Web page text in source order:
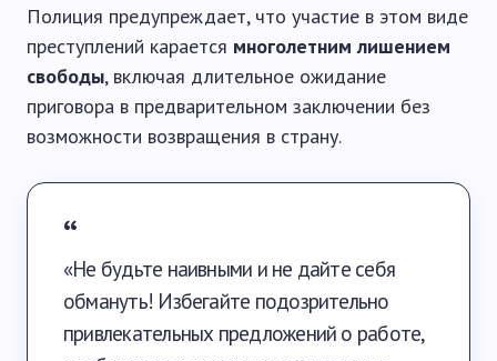
Полиция предупреждает, что участие в этом виде
преступлений карается многолетним лишением
свободы, включая длительное ожидание
приговора в предварительном заключении без
возможности возвращения в страну.
«Не будьте наивными и не дайте себя
обмануть! Избегайте подозрительно
привлекательных предложений о работе,